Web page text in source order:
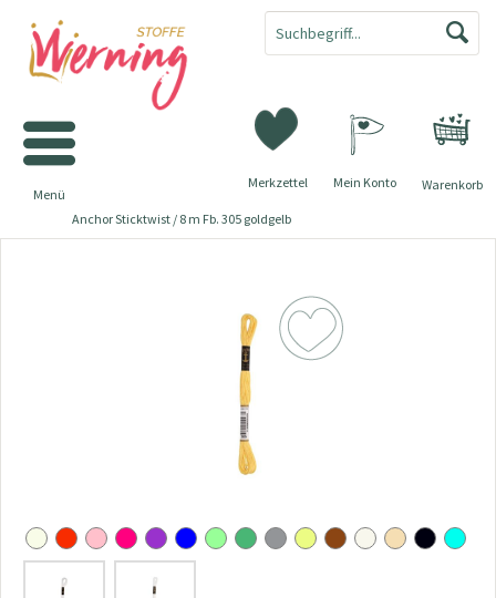
Warenkorb
Merkzettel Mein Konto
Menü
Anchor Sticktwist / 8 m Fb. 305 goldgelb